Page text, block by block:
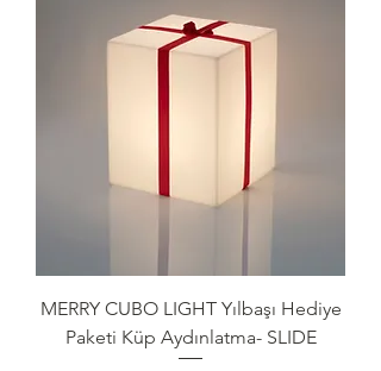
MERRY CUBO LIGHT Yılbaşı Hediye
Paketi Küp Aydınlatma- SLIDE